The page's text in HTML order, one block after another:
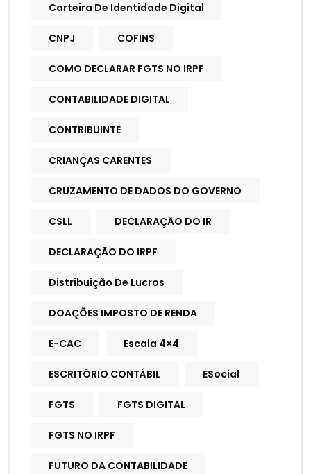
Carteira De Identidade Digital
CNPJ COFINS
COMO DECLARAR FGTS NO IRPF
CONTABILIDADE DIGITAL
CONTRIBUINTE
CRIANÇAS CARENTES
CRUZAMENTO DE DADOS DO GOVERNO
CSLL DECLARAÇÃO DO IR
DECLARAÇÃO DO IRPF
Distribuição De Lucros
DOAÇÕES IMPOSTO DE RENDA
E-CAC Escala 4×4
ESCRITÓRIO CONTÁBIL ESocial
FGTS FGTS DIGITAL
FGTS NO IRPF
FUTURO DA CONTABILIDADE